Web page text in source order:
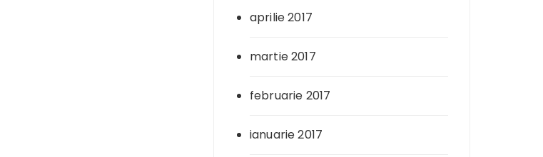
aprilie 2017
martie 2017
februarie 2017
ianuarie 2017